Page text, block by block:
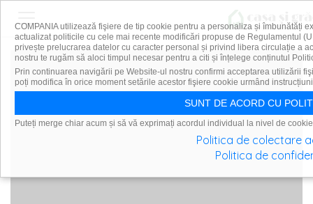
COMPANIA utilizează fişiere de tip cookie pentru a personaliza și îmbunătăți
actualizat politicile cu cele mai recente modificări propuse de Regulamentul
privește prelucrarea datelor cu caracter personal și privind libera circulație a
nostru te rugăm să aloci timpul necesar pentru a citi și înțelege conținutul
Prin continuarea navigării pe Website-ul nostru confirmi acceptarea utilizării
poți modifica în orice moment setările acestor fişiere cookie urmând
SUNT DE ACORD CU
Puteți merge chiar acum și să vă exprimați acordul individual la nivel de
Politica de colectare
Politica de